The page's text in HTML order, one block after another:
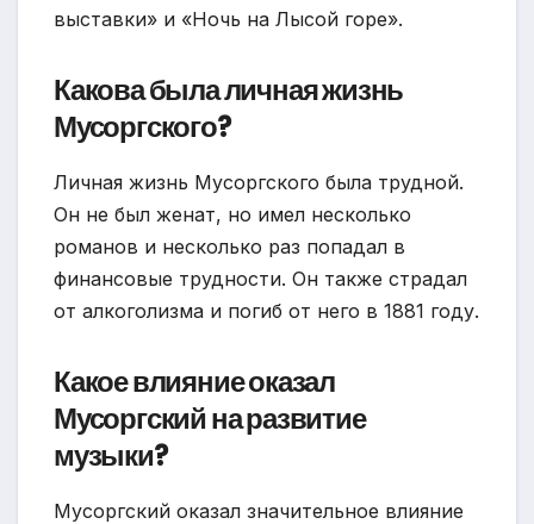
выставки» и «Ночь на Лысой горе».
Какова была личная жизнь
Мусоргского?
Личная жизнь Мусоргского была трудной.
Он не был женат, но имел несколько
романов и несколько раз попадал в
финансовые трудности. Он также страдал
от алкоголизма и погиб от него в 1881 году.
Какое влияние оказал
Мусоргский на развитие
музыки?
Мусоргский оказал значительное влияние